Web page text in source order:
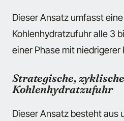
Dieser Ansatz umfasst
Kohlenhydratzufuhr alle 3
einer Phase mit
Strategische, zyklische
Kohlenhydratzufuhr
Dieser Ansatz besteht aus